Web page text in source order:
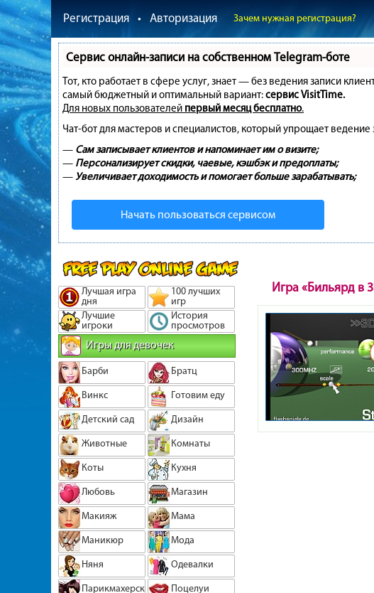
Регистрация • Авторизация Зачем нужная регистрация?
Сервис онлайн-записи на собственном Telegram-боте
Тот, кто работает в сфере услуг, знает — без ведения записи
самый бюджетный и оптимальный вариант:сервис VisitTime.
Для новых пользователей первый месяц бесплатно.
Чат-бот для мастеров и специалистов, который упрощает ведение
— Сам записывает клиентов и напоминает им о визите;
— Персонализирует скидки, чаевые, кэшбэк и предоплаты;
—Увеличивает доходимость и помогает больше зарабатывать;
Начать пользоваться сервисом
Лучшая игра
дня
100 лучших
игр
Лучшие
игроки
История
просмотров
Игры для девочек
Барби
Братц
Винкс
Готовим еду
Детский сад
Дизайн
Животные
Комнаты
Коты
Кухня
Любовь
Магазин
Макияж
Мама
Маникюр
Мода
Няня
Одевалки
Парикмахерская
Поцелуи
Игра «Бильярд в